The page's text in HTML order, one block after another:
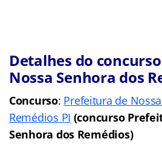
Detalhes do
Nossa Senhora dos
Concurso: Prefeitura de
Remédios PI (concurso
Senhora dos Remédios)